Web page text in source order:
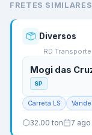
FRETES
Diversos
RD
Mogi das
SP
Carreta LS
32.00 ton 7 ago